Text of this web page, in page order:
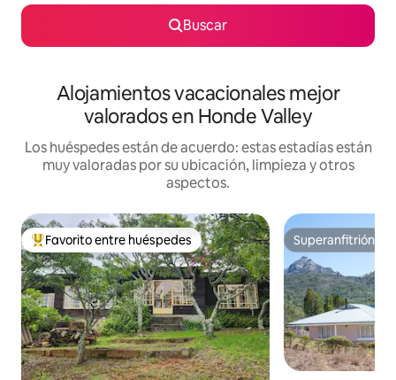
Buscar
Alojamientos vacacionales mejor
valorados en Honde Valley
Los huéspedes están de acuerdo: estas estadías están
muy valoradas por su ubicación, limpieza y otros
aspectos.
Favorito entre huéspedes preferido
Favorito entre huéspedes Superanfitrión
Superanfitrión